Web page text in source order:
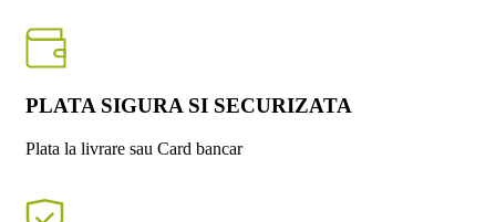
PLATA SIGURA SI SECURIZATA
Plata la livrare sau Card bancar